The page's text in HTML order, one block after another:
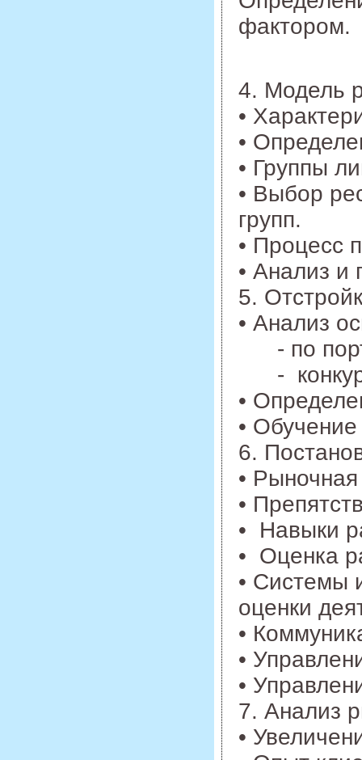
фактором.
4. Модель
•
•
• Группы
• Выбор
групп.
• Процесс
• Анализ и
5.
• Анализ
- по
-
•
•
6.
•
•
• Навыки
• Оценка
• Системы
оценки
•
•
•
7. Анализ
•